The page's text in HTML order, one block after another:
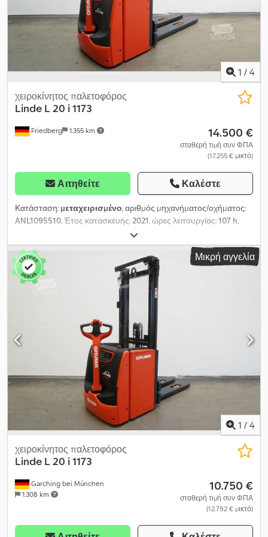
Προστασία ιστού: Πολυκαρβονικό - Έλεγχος πρόσβασης:
Connect access RFID - Μεταφορά δεδομένων: Wifi - LSP 0.6
1 / 4
Friedberg 1.355 km
χειροκίνητος παλετοφόρος
Linde L 20 i 1173
14.500 €
σταθερή τιμή συν ΦΠΑ
(17.255 € μικτό)
Αιτηθείτε Καλέστε
Κατάσταση: μεταχειρισμένο, αριθμός μηχανήματος/οχήματος:
ANL1095510, Έτος κατασκευής:2021, ώρες λειτουργίας:107 h,
, ύψος ανύψωσης:
ανύψωση:1.320 χιλ., κέντρο βάρους φορτίου:600 χιλ., τύπος
ιστού:τρίπλεξ , χωρητικότητα μπαταρίας: 300 Αχ , τάση
μπαταρίας:
, πλάτος πλαισίου ανυψωτικού:
περονών:
, κενό βάρος: 1.605 κιλ
2.560 χιλ. , συνολικό πλάτος:
, - Μπαταρία χωρίς Aquamatic - Φις
οχήματος REMA 160A - Κάθετη αλλαγή μπαταρίας - Αρχική
ανύψωση - Διάφορα, 580 / 1600 / 73 mm Dsdpfx Acey Tcqfjgewa -
Αργή κίνηση (Schleichfahrt) - LiftSpeedBooster - SoftLanding
(μαλακή προσγείωση) - Προστασία ιστού: Πολυκαρβονικό -
Έλεγχος πρόσβασης: Connect access RFID - Μεταφορά
δεδομένων μέσω Wifi - LSP 0.6
Μικρή αγγελία
1 / 4
Garching bei München
1.308 km
χειροκίνητος παλετοφόρος
Linde L 20 i 1173
10.750 €
σταθερή τιμή συν ΦΠΑ
(12.792 € μικτό)